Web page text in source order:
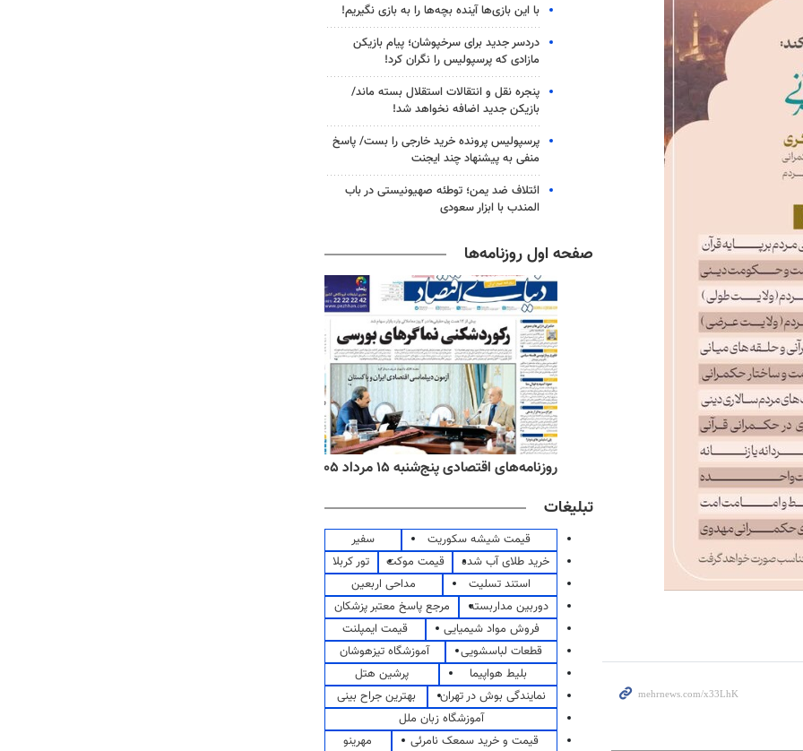
با این بازی‌ها آینده بچه‌ها را به بازی نگیریم!
دردسر جدید برای سرخپوشان؛ پیام بازیکن
مازادی که پرسپولیس را نگران کرد!
پنجره‌ نقل و انتقالات استقلال بسته ماند/
بازیکن جدید اضافه نخواهد شد!
پرسپولیس پرونده خرید خارجی را بست/ پاسخ
منفی به پیشنهاد چند ایجنت
ائتلاف ضد یمن؛ توطئه صهیونیستی در باب
المندب با ابزار سعودی
صفحه اول روزنامه‌ها
اقتصادی پنج‌شنبه ۱۵ مرداد ۱۴۰۵ روزنامه‌های صبح پنج‌شنبه ۱۵ مرداد ۱۴۰۵
تبلیغات
قیمت شیشه سکوریت
سفیر
خرید طلای آب شده
قیمت موکت
تور کربلا
استند تسلیت
مداحی اربعین
دوربین مداربسته
مرجع پاسخ معتبر پزشکان
فروش مواد شیمیایی
قیمت ایمپلنت
قطعات لباسشویی
آموزشگاه تیزهوشان
بلیط هواپیما
پرشین هتل
نمایندگی بوش در تهران
بهترین جراح بینی
آموزشگاه زبان ملل
قیمت و خرید سمعک نامرئی
مهرینو